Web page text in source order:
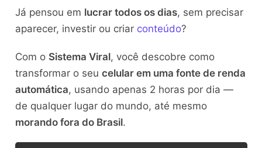
Já pensou em lucrar todos os dias, sem precisar
aparecer, investir ou criar conteúdo?
Com o Sistema Viral, você descobre como
transformar o seu celular em uma fonte de renda
automática, usando apenas 2 horas por dia —
de qualquer lugar do mundo, até mesmo
morando fora do Brasil.